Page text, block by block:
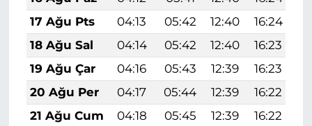
17 Ağu Pts
04:13 05:42 12:40 16:24
18 Ağu Sal
04:14 05:42 12:40 16:23
19 Ağu Çar
04:16 05:43 12:39 16:23
20 Ağu Per
04:17 05:44 12:39 16:22
21 Ağu Cum
04:18 05:45 12:39 16:22